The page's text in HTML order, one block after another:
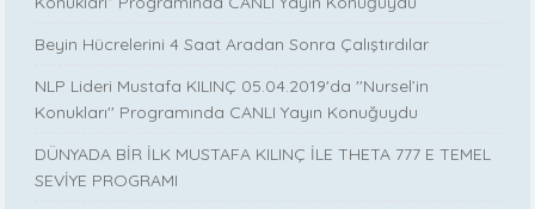
Beyin Hücrelerini 4 Saat Aradan Sonra Çalıştırdılar
NLP Lideri Mustafa KILINÇ 05.04.2019'da ''Nursel’in
Konukları'' Programında CANLI Yayın Konuğuydu
DÜNYADA BİR İLK MUSTAFA KILINÇ İLE THETA 777 E TEMEL
SEVİYE PROGRAMI